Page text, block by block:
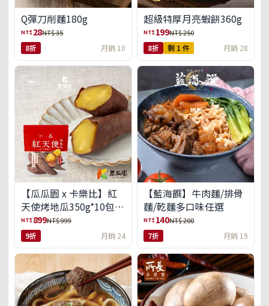
Q彈刀削麵180g
NT$ 28NT$ 35
8折 月銷 10
超級特厚月亮蝦餅360g
NT$ 199NT$ 250
8折 剩 1 件 月銷 28
【瓜瓜園 x 卡樂比】紅
天使烤地瓜350g*10包
(免運組)
NT$ 899NT$ 999
9折 月銷 24
【藍海饌】牛肉麵/排骨
麵/乾麵多口味任選
NT$ 140NT$ 200
7折 月銷 19